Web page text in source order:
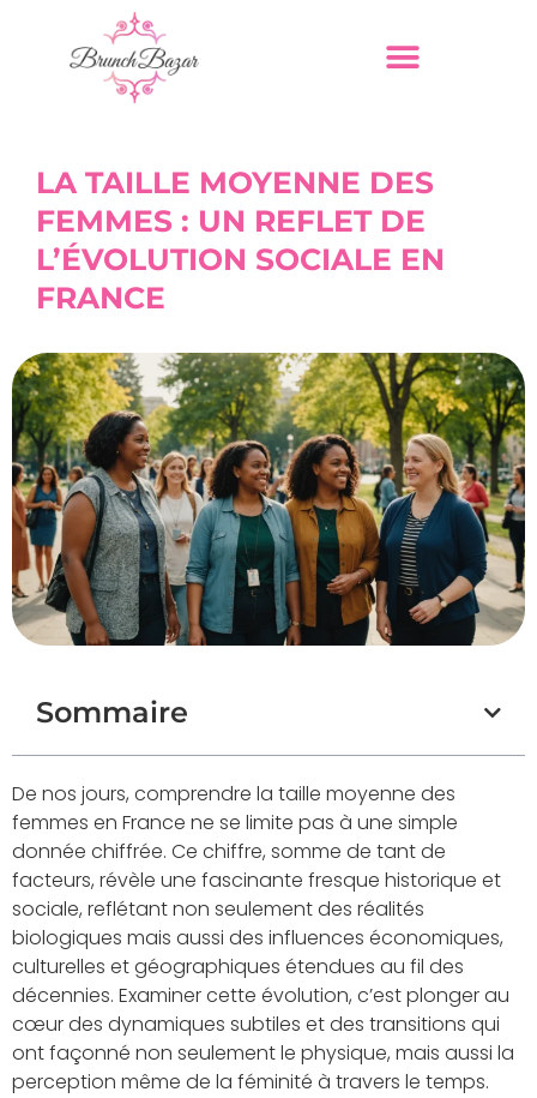
LA TAILLE MOYENNE DES
FEMMES : UN REFLET DE
L’ÉVOLUTION SOCIALE EN
FRANCE
Sommaire
De nos jours, comprendre la taille moyenne des
femmes en France ne se limite pas à une simple
donnée chiffrée. Ce chiffre, somme de tant de
facteurs, révèle une fascinante fresque historique et
sociale, reflétant non seulement des réalités
biologiques mais aussi des influences économiques,
culturelles et géographiques étendues au fil des
décennies. Examiner cette évolution, c’est plonger au
cœur des dynamiques subtiles et des transitions qui
ont façonné non seulement le physique, mais aussi la
perception même de la féminité à travers le temps.